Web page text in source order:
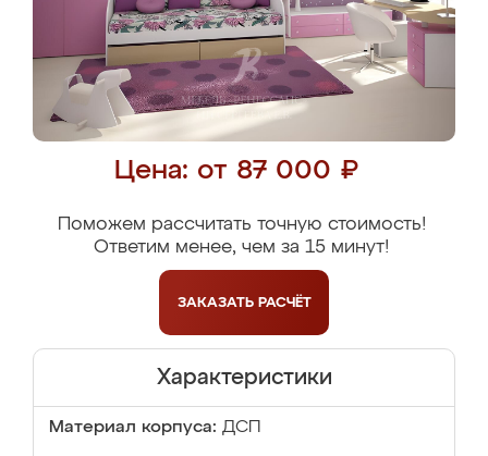
Цена: от 87 000 ₽
Поможем рассчитать точную стоимость!
Ответим менее, чем за 15 минут!
ЗАКАЗАТЬ РАСЧЁТ
Характеристики
Материал корпуса: ДСП